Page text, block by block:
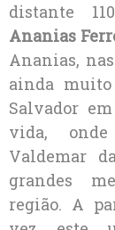
distante
Ananias
Ananias,
ainda
Salvador
vida,
Valdemar
grandes
região. A